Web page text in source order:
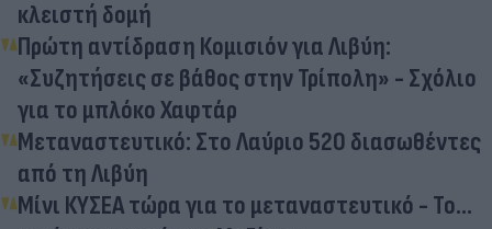
κλειστή δομή
Πρώτη αντίδραση Κομισιόν για Λιβύη:
«Συζητήσεις σε βάθος στην Τρίπολη» - Σχόλιο
για το μπλόκο Χαφτάρ
Μεταναστευτικό: Στο Λαύριο 520 διασωθέντες
από τη Λιβύη
Μίνι ΚΥΣΕΑ τώρα για το μεταναστευτικό - Το...